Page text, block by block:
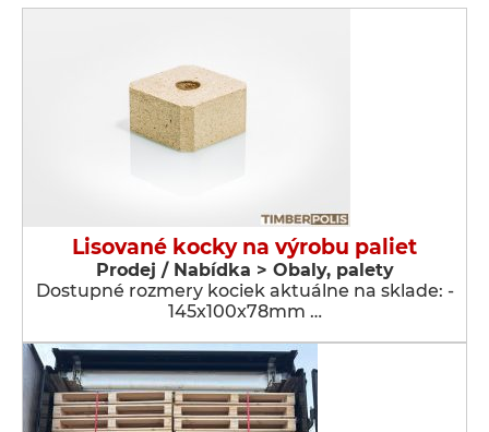
Lisované kocky na výrobu paliet
Prodej / Nabídka > Obaly, palety
Dostupné rozmery kociek aktuálne na sklade: -
145x100x78mm …